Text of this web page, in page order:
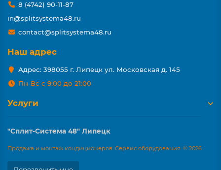
8 (4742) 90-11-87
in@splitsystema48.ru
contact@splitsystema48.ru
Наш адрес
Адрес: 398055 г. Липецк ул. Московская д. 145
Пн-Вс с 9:00 до 21:00
Услуги
"Сплит-Система 48" Липецк
Продажа и монтаж кондиционеров. Сервис оборудования. © 2026